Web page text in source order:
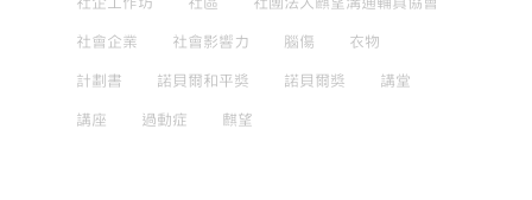
社會企業 社會影響力 腦傷 衣物
計劃書 諾貝爾和平獎 諾貝爾獎 講堂
講座 過動症 麒望